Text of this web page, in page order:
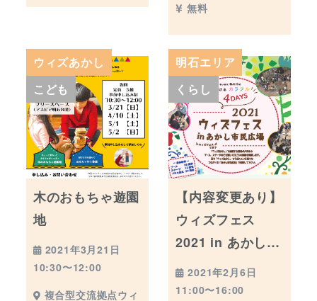
無料
ウィズあかし
こども
木のおもちゃ遊園
地
2021年3月21日
10:30〜12:00
複合型交流拠点ウィ
明石エリア
くらし
【内容変更あり】
ウィズフェス
2021 in あかし…
2021年2月6日
11:00〜16:00